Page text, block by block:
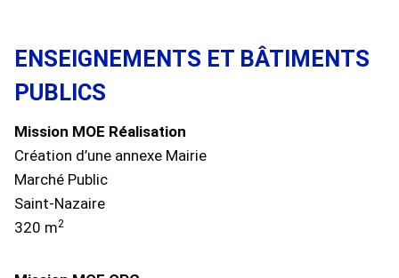
ENSEIGNEMENTS ET BÂTIMENTS
PUBLICS
Mission MOE Réalisation
Création d’une annexe Mairie
Marché Public
Saint-Nazaire
320 m2